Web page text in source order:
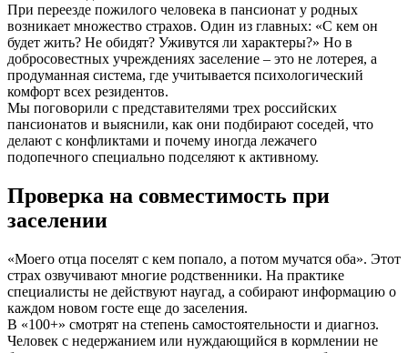
При переезде пожилого человека в пансионат у родных
возникает множество страхов. Один из главных: «С кем он
будет жить? Не обидят? Уживутся ли характеры?» Но в
добросовестных учреждениях заселение – это не лотерея, а
продуманная система, где учитывается психологический
комфорт всех резидентов.
Мы поговорили с представителями трех российских
пансионатов и выяснили, как они подбирают соседей, что
делают с конфликтами и почему иногда лежачего
подопечного специально подселяют к активному.
Проверка на совместимость при
заселении
«Моего отца поселят с кем попало, а потом мучатся оба». Этот
страх озвучивают многие родственники. На практике
специалисты не действуют наугад, а собирают информацию о
каждом новом госте еще до заселения.
В «100+» смотрят на степень самостоятельности и диагноз.
Человек с недержанием или нуждающийся в кормлении не